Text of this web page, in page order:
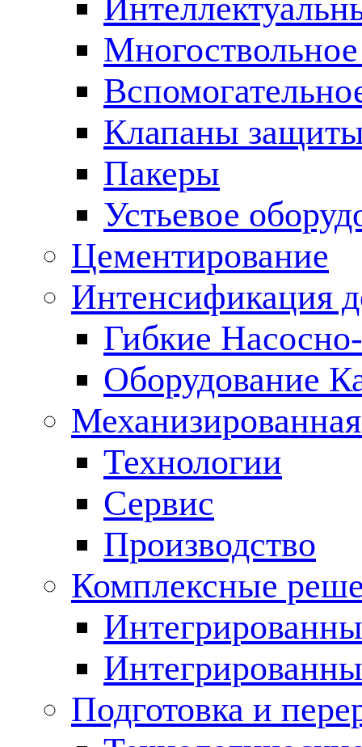
Клапаны
Пакеры
Устьевое
Цементирование
Интенсификация
Гибкие
Оборудование
Технологии
Сервис
Производство
Комплексные
Подготовка и